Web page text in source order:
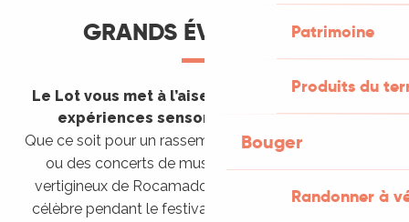
Patrimoine
Produits du
Bouger
Randonner à
GRANDS ÉVÈNEMENTS
Le Lot vous met à l’aise en vous invitant à des
expériences sensorielles étonnantes !
Que ce soit pour un rassemblement de montgolfières
ou des concerts de musique sacrée dans le site
vertigineux de Rocamadour, pour écouter un opéra
célèbre pendant le festival de Saint-Céré ou encore